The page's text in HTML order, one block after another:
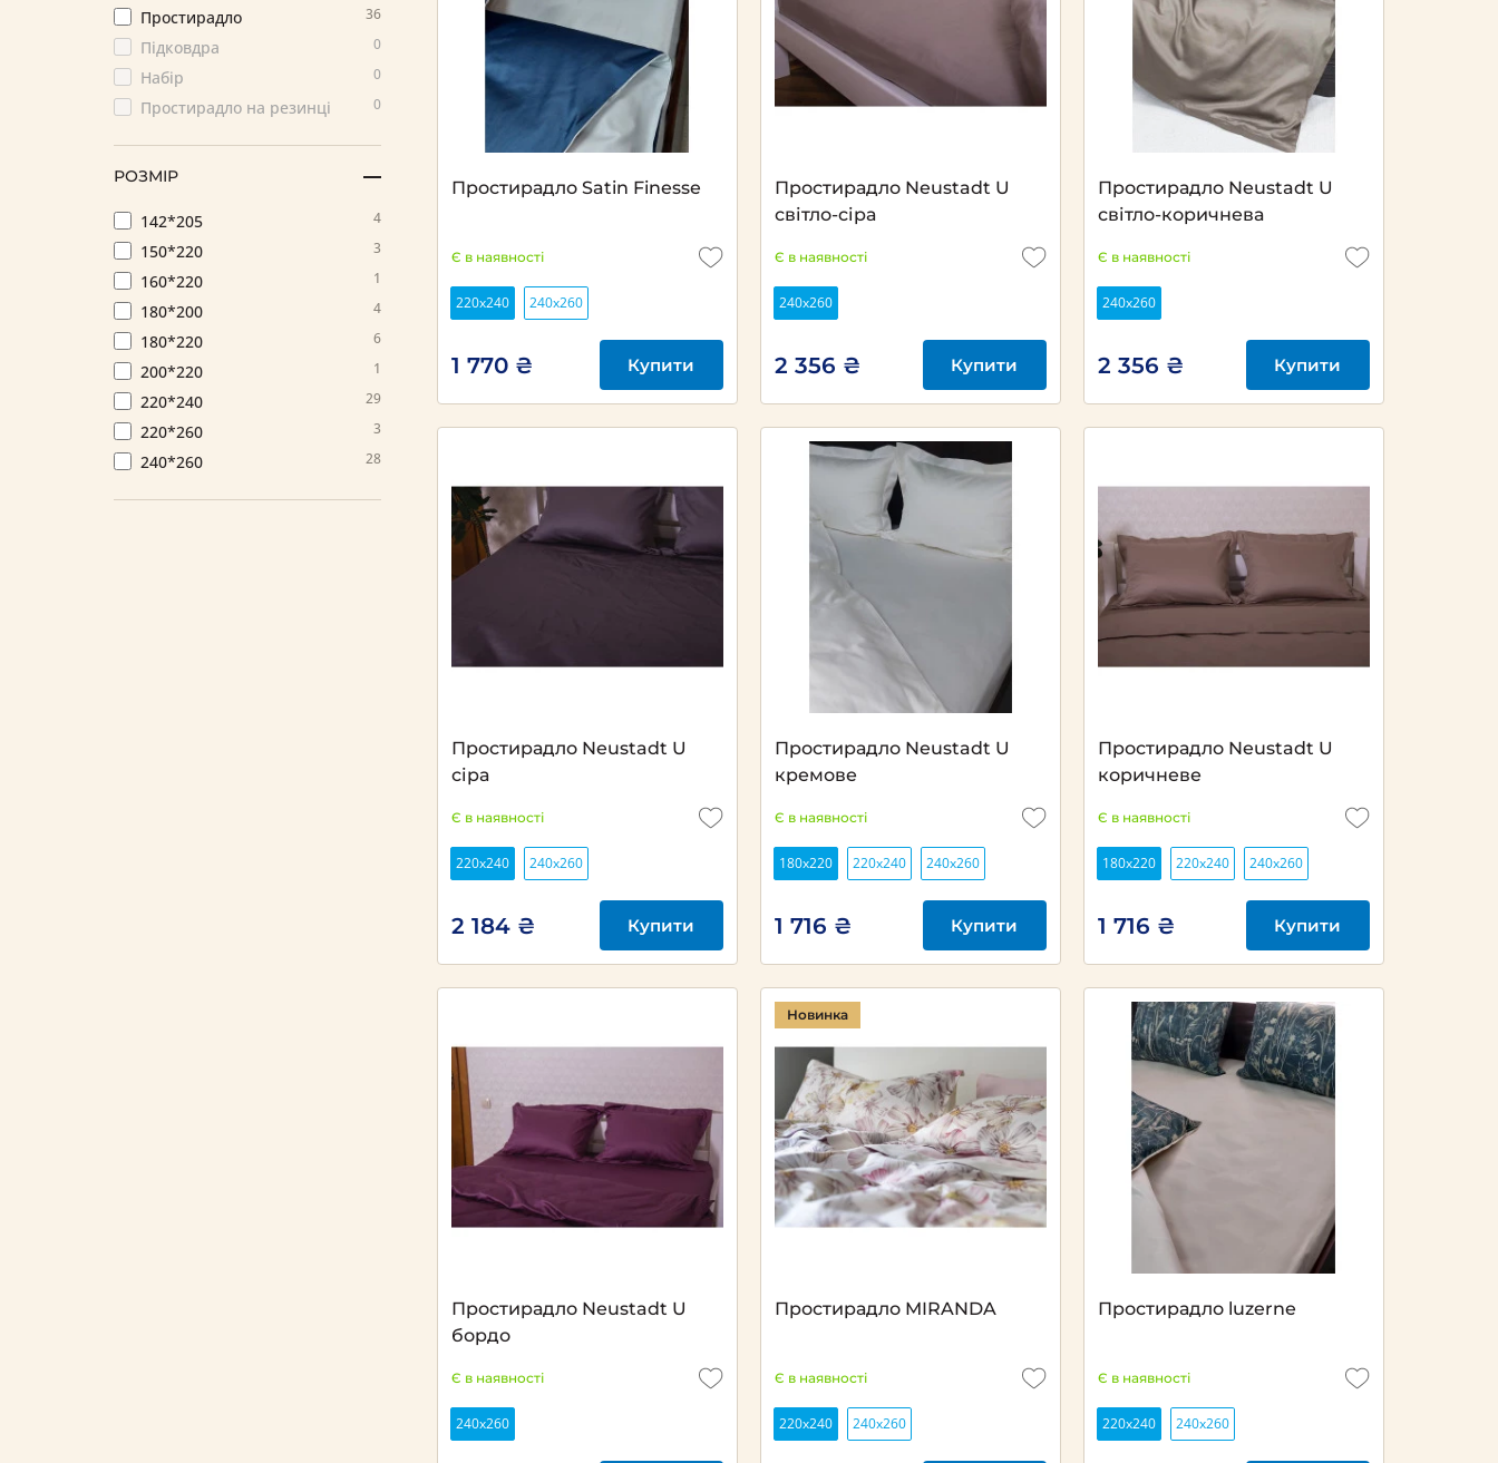
Простирадло 36
Підковдра 0
Набір 0
Простирадло на резинці 0
РОЗМІР
142*205 4
150*220 3
160*220 1
180*200 4
180*220 6
200*220 1
220*240 29
220*260 3
240*260 28
Простирадло Satin Finesse
Є в наявності
220х240 240х260
1 770 ₴ Купити
Простирадло Neustadt U
світло-сіра
Є в наявності
240х260
2 356 ₴ Купити
Простирадло Neustadt U
світло-коричнева
Є в наявності
240х260
2 356 ₴ Купити
Простирадло Neustadt U
сіра
Є в наявності
220х240 240х260
2 184 ₴ Купити
Простирадло Neustadt U
кремове
Є в наявності
180x220 220х240 240х260
1 716 ₴ Купити
Простирадло Neustadt U
коричневе
Є в наявності
180x220 220х240 240х260
1 716 ₴ Купити
Простирадло Neustadt U
бордо
Є в наявності
240х260
Новинка
Простирадло MIRANDA
Є в наявності
220х240 240х260
Простирадло luzerne
Є в наявності
220х240 240х260